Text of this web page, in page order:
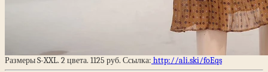
Размеры S-XXL. 2 цвета. 1125 руб. Ссылка: http://ali.ski/foEqs